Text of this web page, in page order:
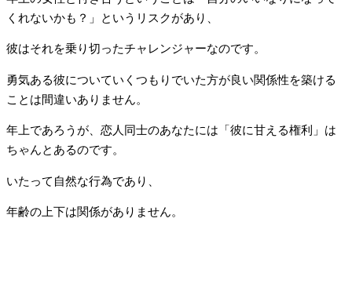
くれないかも？」というリスクがあり、
彼はそれを乗り切ったチャレンジャーなのです。
勇気ある彼についていくつもりでいた方が良い関係性を築ける
ことは間違いありません。
年上であろうが、恋人同士のあなたには「彼に甘える権利」は
ちゃんとあるのです。
いたって自然な行為であり、
年齢の上下は関係がありません。